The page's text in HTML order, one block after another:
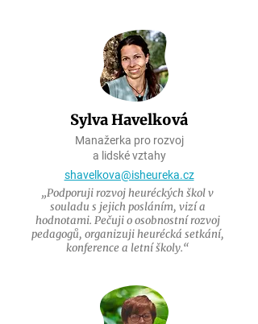
Sylva Havelková
Manažerka pro rozvoj
a lidské vztahy
shavelkova@isheureka.cz
„Podporuji rozvoj heuréckých škol v
souladu s jejich posláním, vizí a
hodnotami. Pečuji o osobnostní rozvoj
pedagogů, organizuji heurécká setkání,
konference a letní školy.“